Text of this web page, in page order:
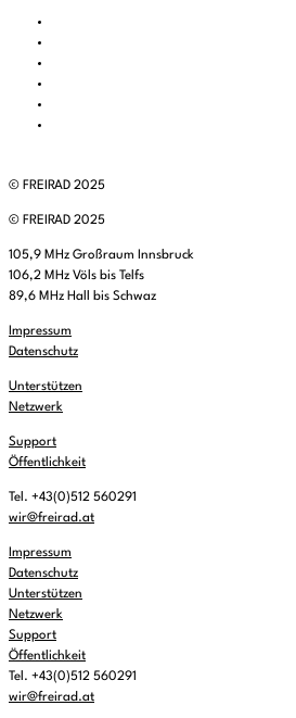
© FREIRAD 2025
© FREIRAD 2025
105,9 MHz Großraum Innsbruck
106,2 MHz Völs bis Telfs
89,6 MHz Hall bis Schwaz
Impressum
Datenschutz
Unterstützen
Netzwerk
Support
Öffentlichkeit
Tel. +43(0)512 560291
wir@freirad.at
Impressum
Datenschutz
Unterstützen
Netzwerk
Support
Öffentlichkeit
Tel. +43(0)512 560291
wir@freirad.at